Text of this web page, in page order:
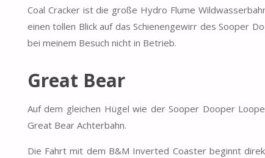
Coal Cracker ist die große Hydro Flume
einen tollen Blick auf das Schienengewirr des Sooper
bei meinem Besuch nicht in Betrieb.
Great Bear
Auf dem gleichen Hügel wie der Sooper Dooper
Great Bear Achterbahn.
Die Fahrt mit dem B&M Inverted Coaster beginnt